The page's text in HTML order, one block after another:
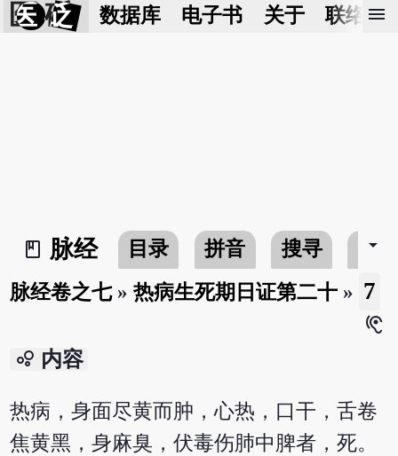
医 砭 数据库 电子书 关于 联络我
menu
book_2
脉经 目录 拼音 搜寻 书介
arrow_drop_down
脉经卷之七»热病生死期日证第二十 » 7
hearing
bubble_chart 内容
热病，身面尽黄而肿，心热，口干，舌卷
焦黄黑，身麻臭，伏毒伤肺中脾者，死。